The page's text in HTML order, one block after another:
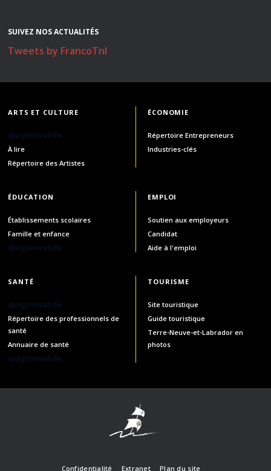
SUIVEZ NOS ACTUALITÉS
Tweets by FrancoTnl
ARTS ET CULTURE
/pageInvalide
À lire
Répertoire des Artistes
ÉCONOMIE
Répertoire Entrepreneurs
Industries-clés
ÉDUCATION
Établissements scolaires
Famille et enfance
/pageInvalide
EMPLOI
Soutien aux employeurs
Candidat
Aide à l'emploi
SANTÉ
/pageInvalide
Répertoire des professionnels de
santé
Annuaire de santé
/pageInvalide
TOURISME
Site touristique
Guide touristique
Terre-Neuve-et-Labrador en
photos
Confidentialité Extranet Plan du site